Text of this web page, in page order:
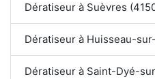
Dératiseur à Suèvres
Dératiseur à Huisseau-
Dératiseur à Saint-Dyé-